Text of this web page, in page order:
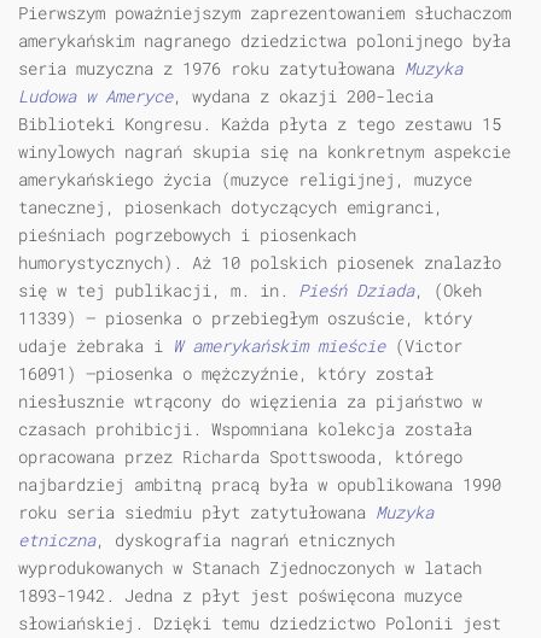
Pierwszym poważniejszym zaprezentowaniem słuchaczom
amerykańskim nagranego dziedzictwa polonijnego była
seria muzyczna z 1976 roku zatytułowana Muzyka
Ludowa w Ameryce, wydana z okazji 200-lecia
Biblioteki Kongresu. Każda płyta z tego zestawu 15
winylowych nagrań skupia się na konkretnym aspekcie
amerykańskiego życia (muzyce religijnej, muzyce
tanecznej, piosenkach dotyczących emigranci,
pieśniach pogrzebowych i piosenkach
humorystycznych). Aż 10 polskich piosenek znalazło
się w tej publikacji, m. in. Pieśń Dziada, (Okeh
11339) — piosenka o przebiegłym oszuście, który
udaje żebraka i W amerykańskim mieście(Victor
16091) —piosenka o mężczyźnie, który został
niesłusznie wtrącony do więzienia za pijaństwo w
czasach prohibicji. Wspomniana kolekcja została
opracowana przez Richarda Spottswooda, którego
najbardziej ambitną pracą była w opublikowana 1990
roku seria siedmiu płyt zatytułowana Muzyka
etniczna, dyskografia nagrań etnicznych
wyprodukowanych w Stanach Zjednoczonych w latach
1893-1942. Jedna z płyt jest poświęcona muzyce
słowiańskiej. Dzięki temu dziedzictwo Polonii jest